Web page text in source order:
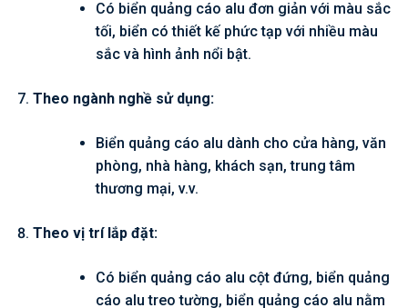
Có biển quảng cáo alu đơn giản với màu sắc
tối, biển có thiết kế phức tạp với nhiều màu
sắc và hình ảnh nổi bật.
Theo ngành nghề sử dụng:
Biển quảng cáo alu dành cho cửa hàng, văn
phòng, nhà hàng, khách sạn, trung tâm
thương mại, v.v.
Theo vị trí lắp đặt:
Có biển quảng cáo alu cột đứng, biển quảng
cáo alu treo tường, biển quảng cáo alu nằm